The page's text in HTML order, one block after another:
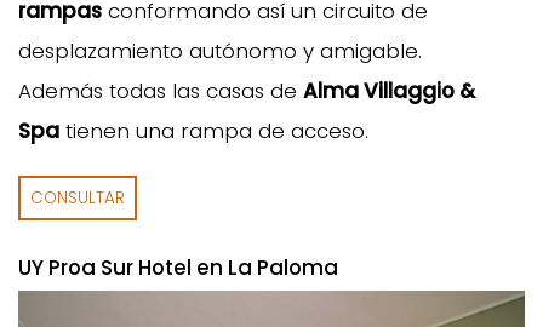
rampas conformando así un circuito de
desplazamiento autónomo y amigable.
Además todas las casas de Alma Villaggio &
Spa tienen una rampa de acceso.
CONSULTAR
UY Proa Sur Hotel en La Paloma